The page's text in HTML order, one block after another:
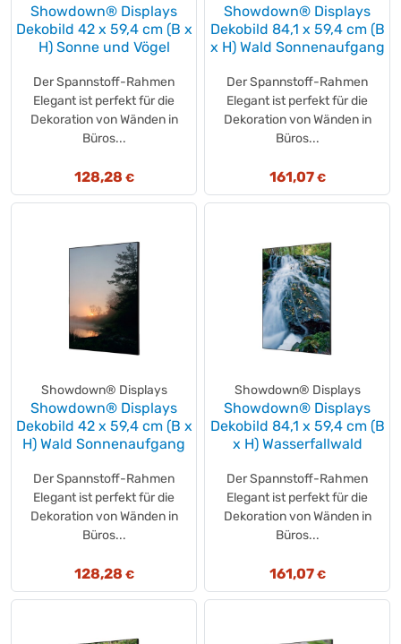
KRÜGER DAY by DAY
KRÜGER FAMILY (+13)
KRÜGER Finest SELECTION
KRÜGER YOU (+4)
Küfa(+2)
Kunzer(+1)
(+1)
(+1)
(+2)
(+8)
(+1)
LEONARDO (+2)
LIGHTPAK®(+10)
LINDESA(+2)
LION®(+2)
LIVOS(+3)
(+1)
Showdown® Displays
Dekobild 42 x 59,4 cm (B x
H) Sonne und Vögel
Der Spannstoff-Rahmen
Elegant ist perfekt für die
Dekoration von Wänden in
Büros...
128,28 €
Showdown® Displays
Dekobild 84,1 x 59,4 cm (B
x H) Wald Sonnenaufgang
Der Spannstoff-Rahmen
Elegant ist perfekt für die
Dekoration von Wänden in
Büros...
161,07€
Showdown® Displays
Showdown® Displays
Dekobild 42 x 59,4 cm (B x
H) Wald Sonnenaufgang
Der Spannstoff-Rahmen
Elegant ist perfekt für die
Dekoration von Wänden in
Büros...
128,28 €
Showdown® Displays
Showdown® Displays
Dekobild 84,1 x 59,4 cm (B
x H) Wasserfallwald
Der Spannstoff-Rahmen
Elegant ist perfekt für die
Dekoration von Wänden in
Büros...
161,07€